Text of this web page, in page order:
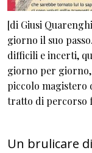
[di Giusi
giorno il suo
difficili e incerti,
giorno per
piccolo magistero
tratto di percorso
Un brulicare